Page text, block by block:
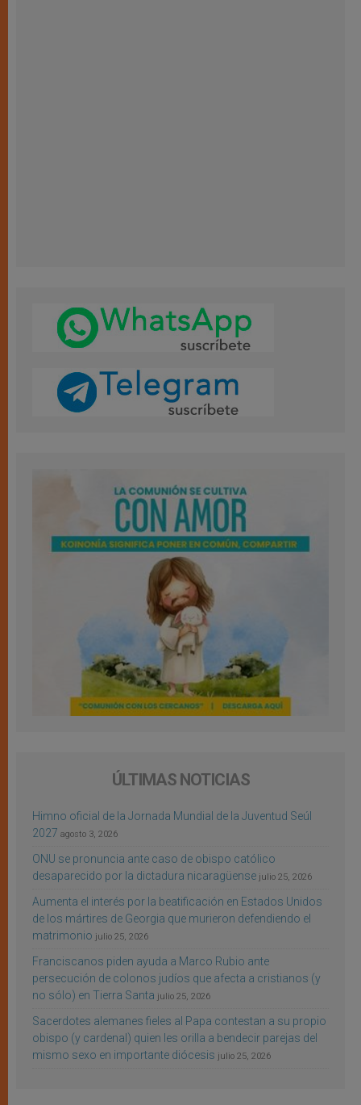
ÚLTIMAS NOTICIAS
Himno oficial de la Jornada Mundial de la Juventud Seúl
2027 agosto 3, 2026
ONU se pronuncia ante caso de obispo católico
desaparecido por la dictadura nicaragüense julio 25, 2026
Aumenta el interés por la beatificación en Estados Unidos
de los mártires de Georgia que murieron defendiendo el
matrimonio julio 25, 2026
Franciscanos piden ayuda a Marco Rubio ante
persecución de colonos judíos que afecta a cristianos (y
no sólo) en Tierra Santa julio 25, 2026
Sacerdotes alemanes fieles al Papa contestan a su propio
obispo (y cardenal) quien les orilla a bendecir parejas del
mismo sexo en importante diócesis julio 25, 2026